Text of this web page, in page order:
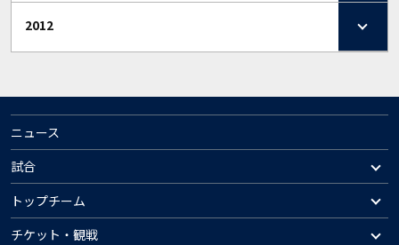
2012
ニュース
試合
トップチーム
チケット・観戦